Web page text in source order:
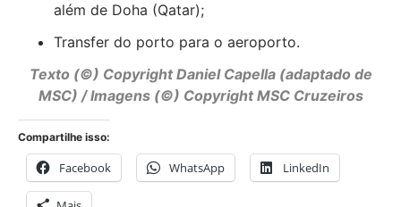
além de Doha (Qatar);
Transfer do porto para o aeroporto.
Texto (©) Copyright Daniel Capella (adaptado de
MSC) / Imagens (©) Copyright MSC Cruzeiros
Compartilhe isso:
Facebook WhatsApp LinkedIn